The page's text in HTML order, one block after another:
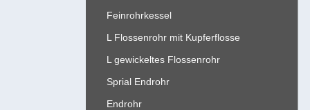
Feinrohrkessel
L Flossenrohr mit Kupferflosse
L gewickeltes Flossenrohr
Sprial Endrohr
Endrohr